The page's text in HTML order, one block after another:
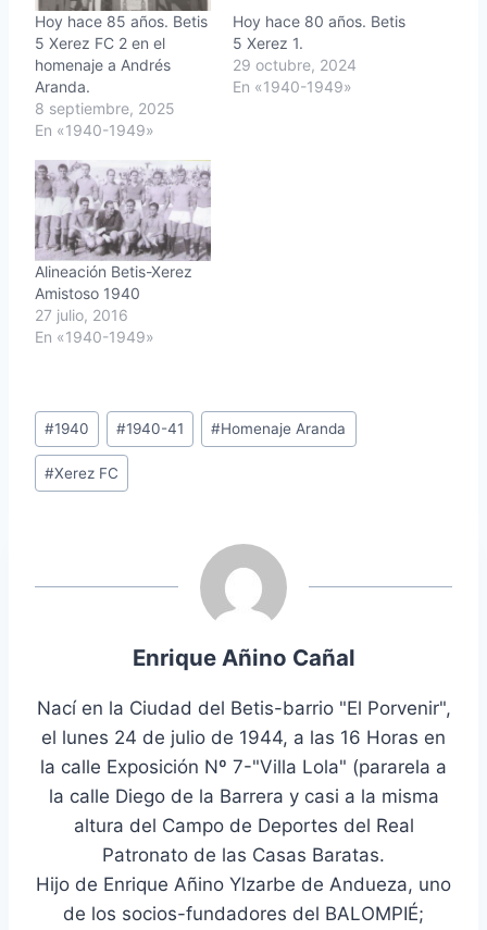
Hoy hace 85 años. Betis
5 Xerez FC 2 en el
homenaje a Andrés
Aranda.
8 septiembre, 2025
En «1940-1949»
Hoy hace 80 años. Betis
5 Xerez 1.
29 octubre, 2024
En «1940-1949»
Alineación Betis-Xerez
Amistoso 1940
27 julio, 2016
En «1940-1949»
Etiquetas
de
la
#1940 #1940-41 #Homenaje Aranda
#Xerez FC
Enrique Añino Cañal
Nací en la Ciudad del Betis-barrio "El Porvenir",
el lunes 24 de julio de 1944, a las 16 Horas en
la calle Exposición Nº 7-"Villa Lola" (pararela a
la calle Diego de la Barrera y casi a la misma
altura del Campo de Deportes del Real
Patronato de las Casas Baratas.
Hijo de Enrique Añino Ylzarbe de Andueza, uno
de los socios-fundadores del BALOMPIÉ;